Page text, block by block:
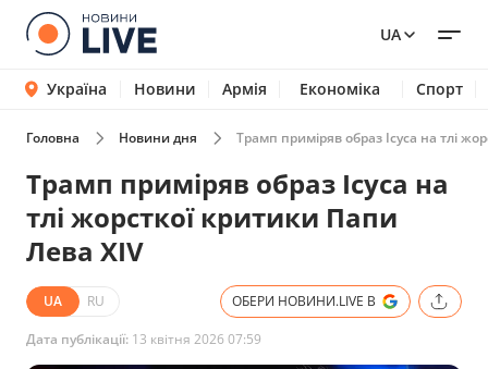
UA
Україна Новини Армія Економіка Спорт
Головна Новини дня Трамп приміряв образ Ісуса на тлі
Трамп приміряв образ Ісуса на
тлі жорсткої критики Папи
Лева XIV
UA RU ОБЕРИ НОВИНИ.LIVE В
Дата публікації: 13 квітня 2026 07:59